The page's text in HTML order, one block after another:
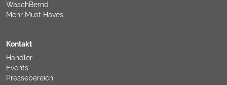
WaschBernd
Mehr Must Haves
Kontakt
Händler
Events
Pressebereich